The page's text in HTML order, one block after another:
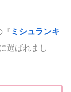
『 ミシュランキ
選ばれまし